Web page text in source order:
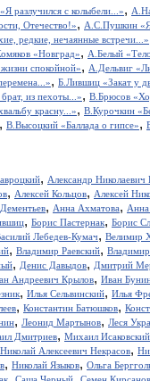
разлучился с колыбели...»,
Отечество!», А.С.Пушкин «Я
редкие, нечаянные встречи...»
«Новград», А.Белый
спокойной», А.Дельвиг
, Б.Лившиц «Закат у
из пехоты...», В.Брюсов
красну...», В.Курочкин
, В.Высоцкий «Баллада о гипсе»,
, Александр Николаевич
, Алексей Кольцов, Алексей
, Анна Ахматова,
, Борис Пастернак, Борис
Лебедев-Кумач, Велимир
, Владимир Раевский,
, Денис Давыдов, Дмитрий
Андреевич Крылов, Иван
, Илья Сельвинский, Илья
, Константин Батюшков,
, Леонид Мартынов, Леся
Дмитриев, Михаил Исаковский
Николай Алексеевич Некрасов,
, Николай Языков, Ольга